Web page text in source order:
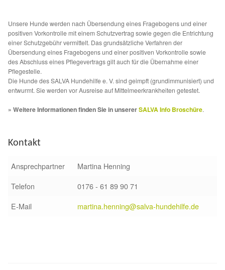
Juli bis Dezember 2021
Fördermitgliedschaft
Tierschutz
Notnasen noch im Ausland
Unsere Hunde werden nach Übersendung eines Fragebogens und einer
positiven Vorkontrolle mit einem Schutzvertrag sowie gegen die Entrichtung
einer Schutzgebühr vermittelt. Das grundsätzliche Verfahren der
Übersendung eines Fragebogens und einer positiven Vorkontrolle sowie
des Abschluss eines Pflegevertrags gilt auch für die Übernahme einer
Pflegestelle.
Die Hunde des SALVA Hundehilfe e. V. sind geimpft (grundimmunisiert) und
entwurmt. Sie werden vor Ausreise auf Mittelmeerkrankheiten getestet.
» Weitere Informationen finden Sie in unsererSALVA Info Broschüre.
Kontakt
Ansprechpartner
Martina Henning
Telefon
0176 - 61 89 90 71
E-Mail
martina.henning@salva-hundehilfe.de